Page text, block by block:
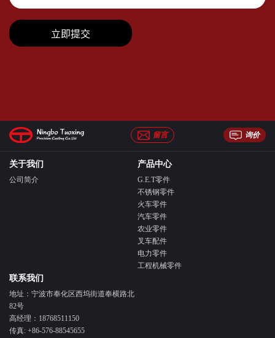
留言 询价
关于我们
公司简介
产品中心
G.E.T零件
不锈钢零件
火车零件
汽车零件
农业零件
叉车配件
电力零件
工程机械零件
联系我们
地址：宁波市奉化区西坞街道奉横路北
82号
高经理：18768511150
传真: +86-576-88545655